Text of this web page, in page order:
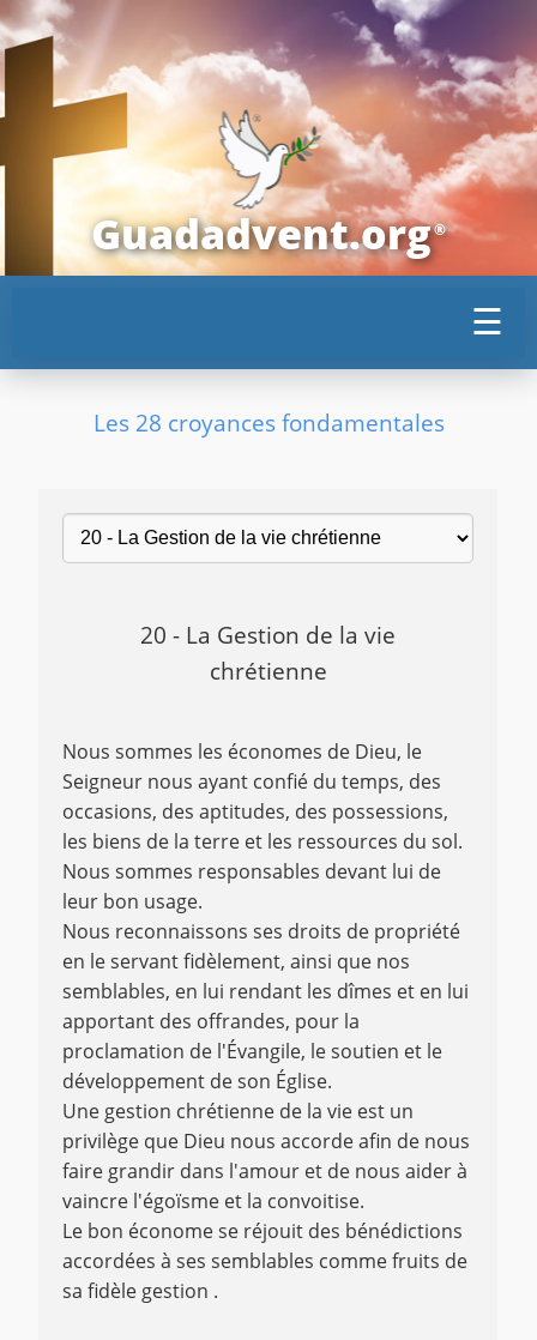
Guadadvent.org®
☰
Les 28 croyances fondamentales
20 - La Gestion de la vie
chrétienne
Nous sommes les économes de Dieu, le
Seigneur nous ayant confié du temps, des
occasions, des aptitudes, des possessions,
les biens de la terre et les ressources du sol.
Nous sommes responsables devant lui de
leur bon usage.
Nous reconnaissons ses droits de propriété
en le servant fidèlement, ainsi que nos
semblables, en lui rendant les dîmes et en lui
apportant des offrandes, pour la
proclamation de l'Évangile, le soutien et le
développement de son Église.
Une gestion chrétienne de la vie est un
privilège que Dieu nous accorde afin de nous
faire grandir dans l'amour et de nous aider à
vaincre l'égoïsme et la convoitise.
Le bon économe se réjouit des bénédictions
accordées à ses semblables comme fruits de
sa fidèle gestion .